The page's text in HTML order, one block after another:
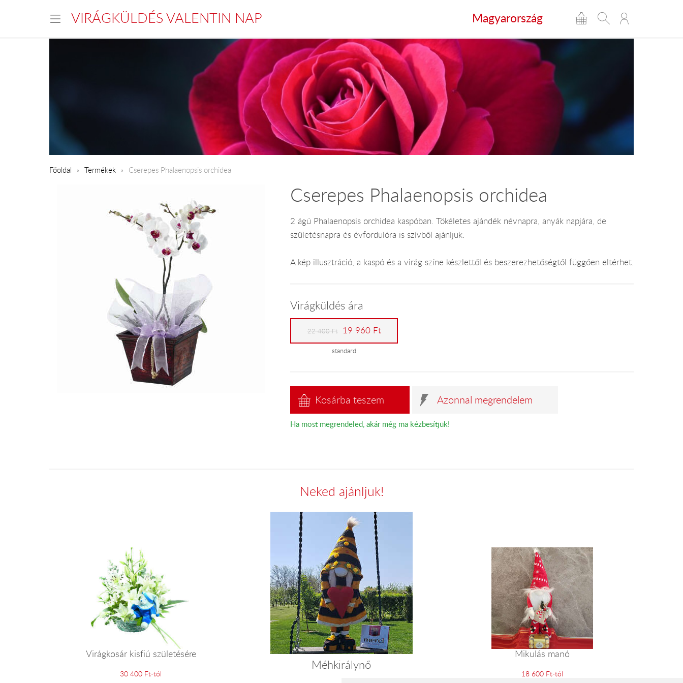
VIRÁGKÜLDÉS VALENTIN NAP Magyarország
Főoldal Termékek Cserepes Phalaenopsis orchidea
Cserepes Phalaenopsis orchidea
2 ágú Phalaenopsis orchidea kaspóban. Tökéletes ajándék névnapra, anyák napjára, de
születésnapra és évfordulóra is szívből ajánljuk.
A kép illusztráció, a kaspó és a virág színe készlettől és beszerezhetőségtől függően eltérhet.
Virágküldés ára
22 400 Ft 19 960 Ft
standard
Kosárba teszem Azonnal megrendelem
Ha most megrendeled, akár még ma kézbesítjük!
Neked ajánljuk!
Virágkosár kisfiú születésére
30 400 Ft-tól
Méhkirálynő
Mikulás manó
18 600 Ft-tól